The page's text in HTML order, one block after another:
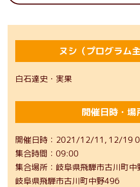
ヌシ（プログラム
白石達史・実果
開催日時・場
開催日時 2021/12/11 12/19
集合時間
09:00
集合場所
岐阜県飛騨市古川町
岐阜県飛騨市古川町中野496